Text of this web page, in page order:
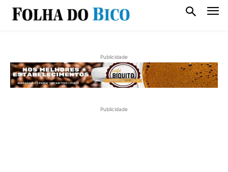
Publicidade
Publicidade